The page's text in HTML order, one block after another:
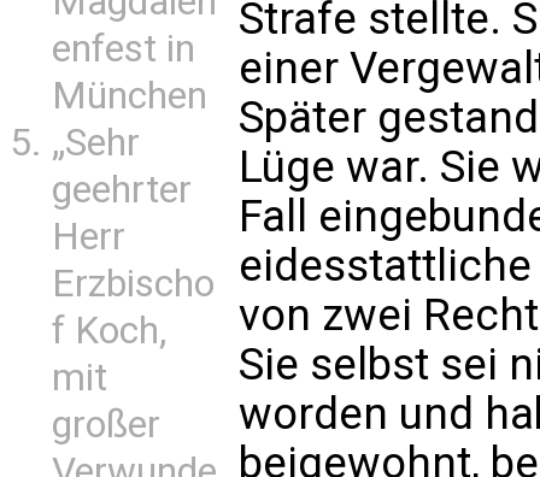
enfest in
München
„Sehr
geehrter
Herr
Erzbischo
f Koch,
mit
großer
Strafe stellte.
einer
Später
Lüge war. Sie
Fall
von zwei
Sie selbst sei
worden und
beigewohnt,